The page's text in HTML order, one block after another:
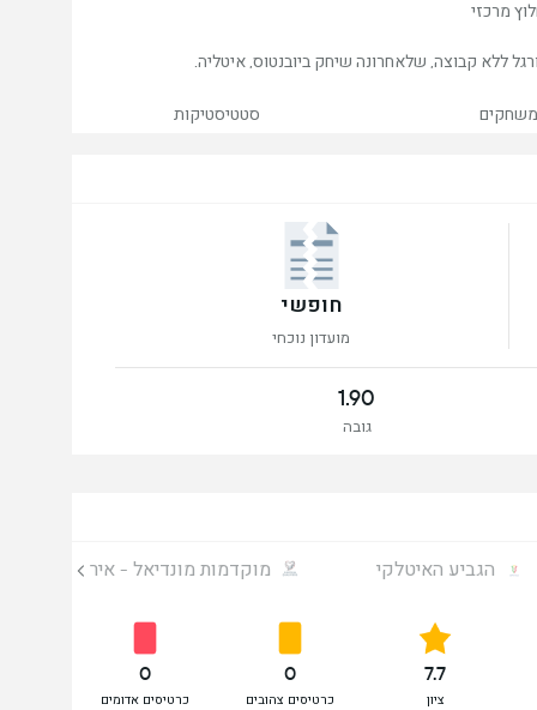
מרכזי
משחקים סטטיסטיקות
חופשי
מועדון נוכחי
1.90
גובה
הגביע האיטלקי מוקדמות מונדיאל - אירופה
7.7
ציון
0
כרטיסים צהובים
0
כרטיסים אדומים